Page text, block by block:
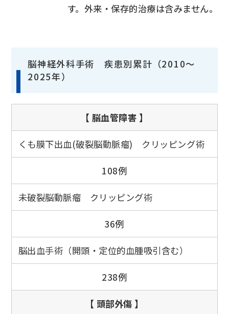
す。外来・保存的治療は含みません。
脳神経外科手術 疾患別累計（2010～
2025年）
【 脳血管障害 】
くも膜下出血(破裂脳動脈瘤) クリッピング術
108例
未破裂脳動脈瘤 クリッピング術
36例
脳出血手術（開頭・定位的血腫吸引含む）
238例
【 頭部外傷 】